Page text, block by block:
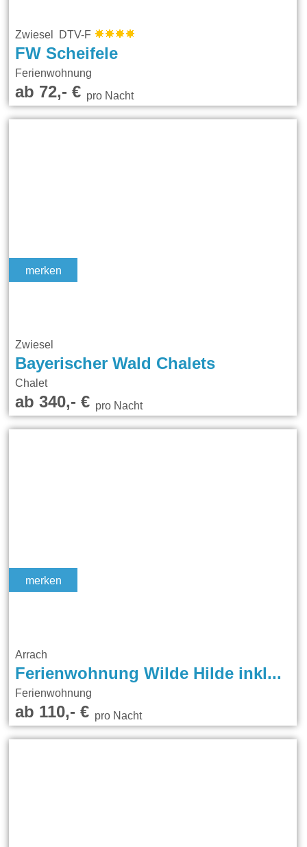
Zwiesel DTV-F
FW Scheifele
Ferienwohnung
ab 72,- €pro Nacht
merken
Zwiesel
Bayerischer Wald Chalets
Chalet
ab 340,- €pro Nacht
merken
Arrach
Ferienwohnung Wilde Hilde inklusive aktivCARD
Ferienwohnung
ab 110,- €pro Nacht